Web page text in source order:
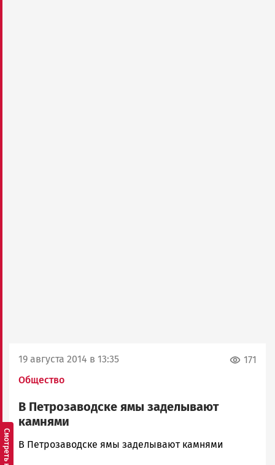
19 августа 2014 в 13:35
Общество
171
В Петрозаводске ямы заделывают
камнями
admintimur
В Петрозаводске ямы заделывают камнями